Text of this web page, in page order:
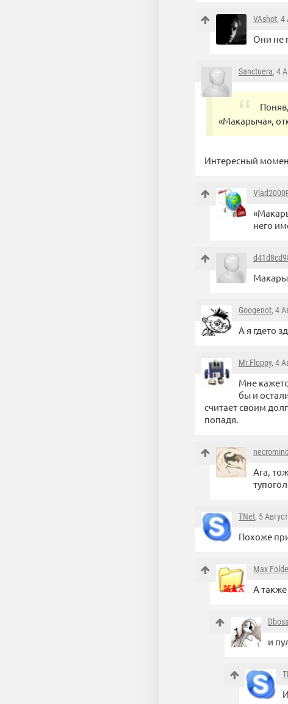
VAshot, 4
Они не
Sanctuera, 4
«Макарыча»,
Интересный
него
Googenot, 4
А я гдето
Mr.Floppy, 4
Мне
бы и
считает своим
попадя.
necromind
Ага,
TNet, 5
Похоже
Max
А
Dboss
и